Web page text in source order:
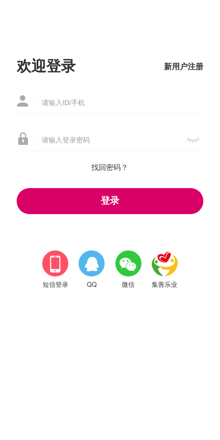
欢迎登录 新用户注册

 
找回密码？

短信登录

QQ

微信 集善乐业